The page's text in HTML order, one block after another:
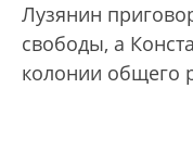
Лузянин
свободы, а
колонии общего